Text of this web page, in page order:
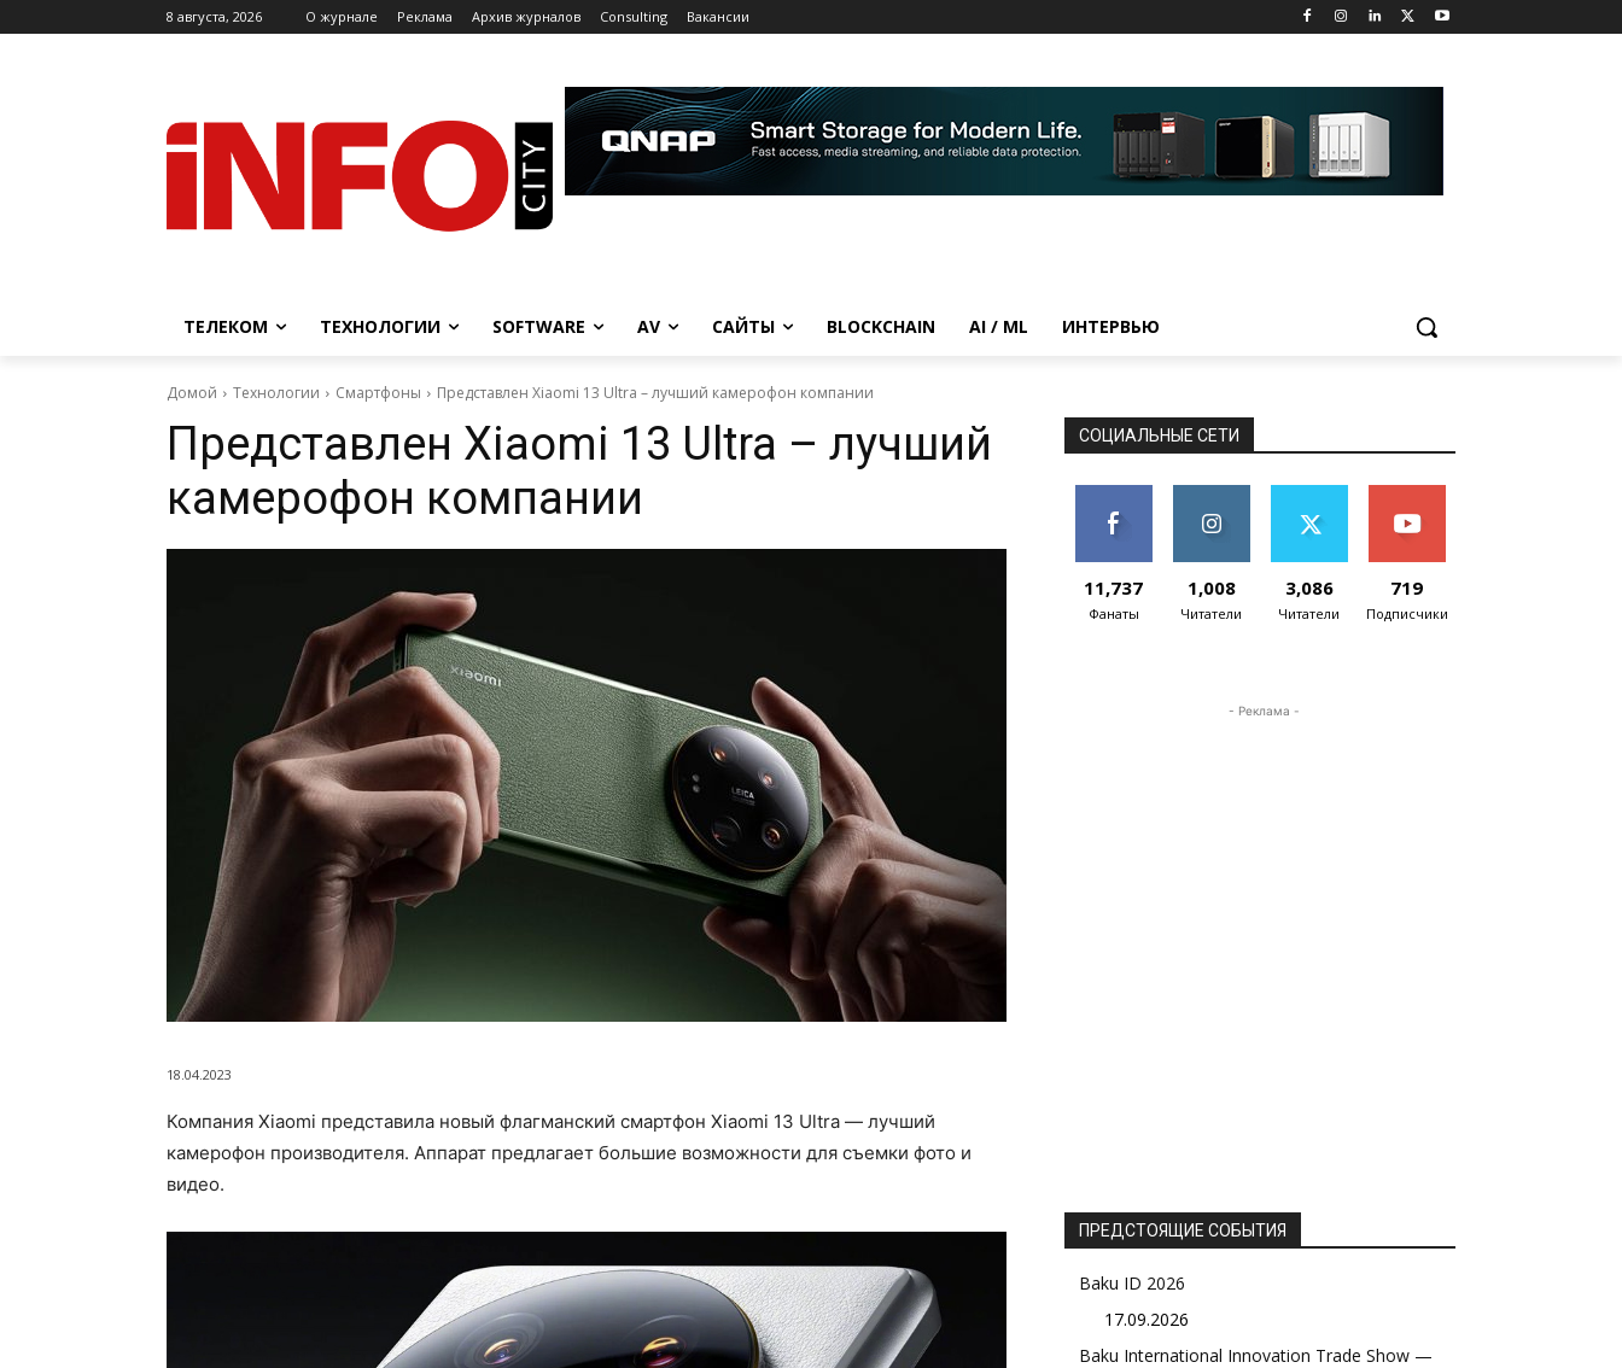
8 августа, 2026 O журнале Реклама Архив журналов Consulting Вакансии
ТЕЛЕКОМ ТЕХНОЛОГИИ SOFTWARE AV САЙТЫ BLOCKCHAIN AI / ML ИНТЕРВЬЮ
Домой Технологии Смартфоны Представлен Xiaomi 13 Ultra – лучший камерофон компании
Представлен Xiaomi 13 Ultra – лучший
камерофон компании
18.04.2023
Компания Xiaomi представила новый флагманский смартфон Xiaomi 13 Ultra — лучший
камерофон производителя. Аппарат предлагает большие возможности для съемки фото и
видео.
СОЦИАЛЬНЫЕ СЕТИ
11,737
Фанаты
1,008
Читатели
3,086
Читатели
719
Подписчики
- Реклама -
ПРЕДСТОЯЩИЕ СОБЫТИЯ
Baku ID 2026
17.09.2026
Baku International Innovation Trade Show —